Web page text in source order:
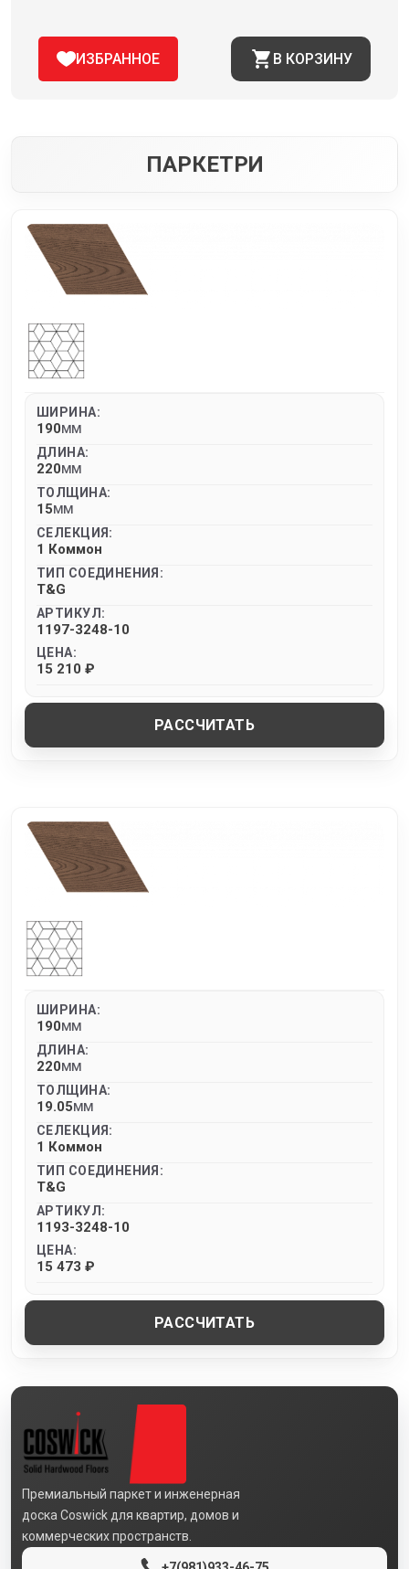
ИЗБРАННОЕ В КОРЗИНУ
ПАРКЕТРИ
ШИРИНА:
190MM
ДЛИНА:
220MM
ТОЛЩИНА:
15MM
СЕЛЕКЦИЯ:
1 Коммон
ТИП СОЕДИНЕНИЯ:
T&G
АРТИКУЛ:
1197-3248-10
ЦЕНА:
15 210 ₽
РАССЧИТАТЬ
ШИРИНА:
190MM
ДЛИНА:
220MM
ТОЛЩИНА:
19.05MM
СЕЛЕКЦИЯ:
1 Коммон
ТИП СОЕДИНЕНИЯ:
T&G
АРТИКУЛ:
1193-3248-10
ЦЕНА:
15 473 ₽
РАССЧИТАТЬ
Премиальный паркет и инженерная
доска Coswick для квартир, домов и
коммерческих пространств.